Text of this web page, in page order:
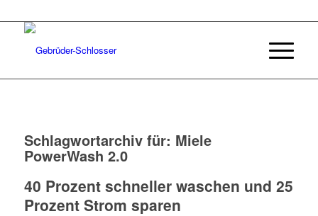
Schlagwortarchiv für: Miele
PowerWash 2.0
40 Prozent schneller waschen und 25
Prozent Strom sparen